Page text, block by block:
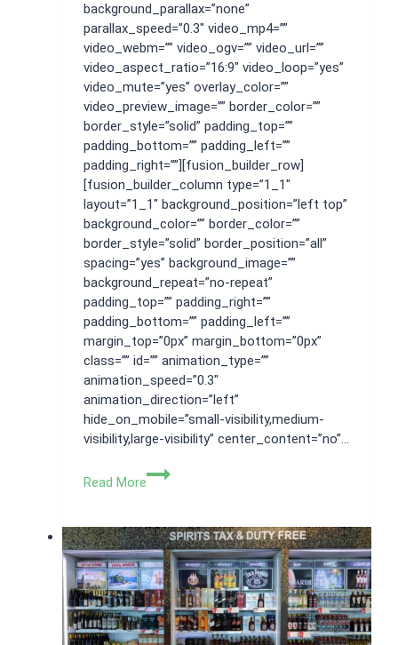
background_parallax=”none”
parallax_speed=”0.3″ video_mp4=””
video_webm=”” video_ogv=”” video_url=””
video_aspect_ratio=”16:9″ video_loop=”yes”
video_mute=”yes” overlay_color=””
video_preview_image=”” border_color=””
border_style=”solid” padding_top=””
padding_bottom=”” padding_left=””
padding_right=””][fusion_builder_row]
[fusion_builder_column type=”1_1″
layout=”1_1″ background_position=”left top”
background_color=”” border_color=””
border_style=”solid” border_position=”all”
spacing=”yes” background_image=””
background_repeat=”no-repeat”
padding_top=”” padding_right=””
padding_bottom=”” padding_left=””
margin_top=”0px” margin_bottom=”0px”
class=”” id=”” animation_type=””
animation_speed=”0.3″
animation_direction=”left”
hide_on_mobile=”small-visibility,medium-
visibility,large-visibility” center_content=”no”…
Read More
Apa
Mendirikan
PT
Kontraktor?
Ini
Pembahasannya!